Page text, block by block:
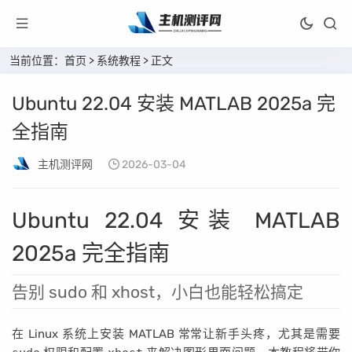
当前位置： 首页 > 系统教程 > 正文
Ubuntu 22.04 安装 MATLAB 2025a 完
全指南
主机测评网 2026-03-04
Ubuntu 22.04 安装 MATLAB
2025a 完全指南
告别 sudo 和 xhost，小白也能轻松搞定
在 Linux 系统上安装 MATLAB 常常让新手头疼，尤其是需要